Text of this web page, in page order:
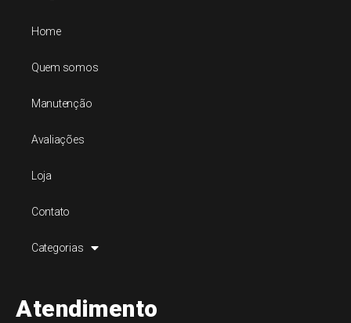
Home
Quem somos
Manutenção
Avaliações
Loja
Contato
Categorias
Atendimento